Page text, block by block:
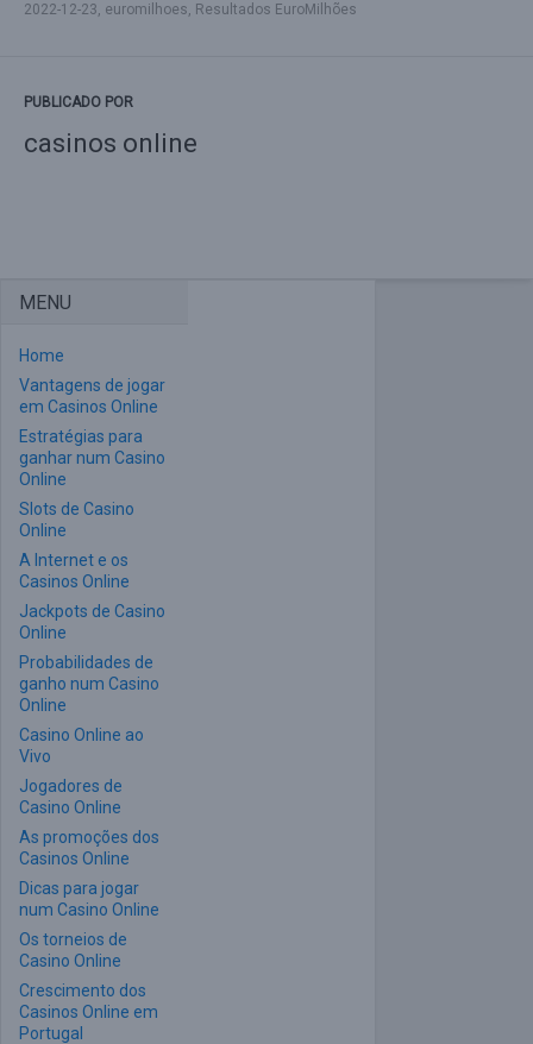
2022-12-23, euromilhoes, Resultados EuroMilhões
PUBLICADO POR
casinos online
MENU
Home
Vantagens de jogar
em Casinos Online
Estratégias para
ganhar num Casino
Online
Slots de Casino
Online
A Internet e os
Casinos Online
Jackpots de Casino
Online
Probabilidades de
ganho num Casino
Online
Casino Online ao
Vivo
Jogadores de
Casino Online
As promoções dos
Casinos Online
Dicas para jogar
num Casino Online
Os torneios de
Casino Online
Crescimento dos
Casinos Online em
Portugal